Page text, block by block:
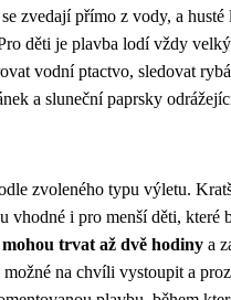
zvedají přímo z vody, a husté
děti je plavba lodí vždy
vodní ptactvo, sledovat
a sluneční paprsky
zvoleného typu výletu.
vhodné i pro menší děti, které
trvat až dvě hodiny a
na chvíli vystoupit a